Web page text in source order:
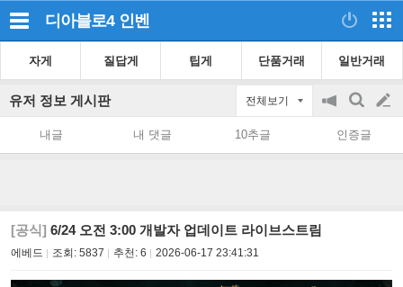
디아블로4 인벤
자게 질답게 팁게 단품거래 일반거래
유저 정보 게시판 전체보기
공
on/off
검
색
글
쓰
내글 내 댓글 10추글 인증글
[공식] 6/24 오전 3:00 개발자 업데이트 라이브스트림
에베드 조회: 5837 추천: 6 2026-06-17 23:41:31